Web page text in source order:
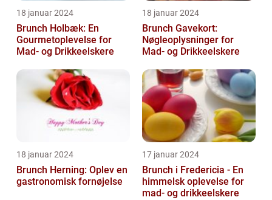
18 januar 2024
Brunch Holbæk: En
Gourmetoplevelse for
Mad- og Drikkeelskere
18 januar 2024
Brunch Gavekort:
Nøgleoplysninger for
Mad- og Drikkeelskere
18 januar 2024
Brunch Herning: Oplev en
gastronomisk fornøjelse
17 januar 2024
Brunch i Fredericia - En
himmelsk oplevelse for
mad- og drikkeelskere